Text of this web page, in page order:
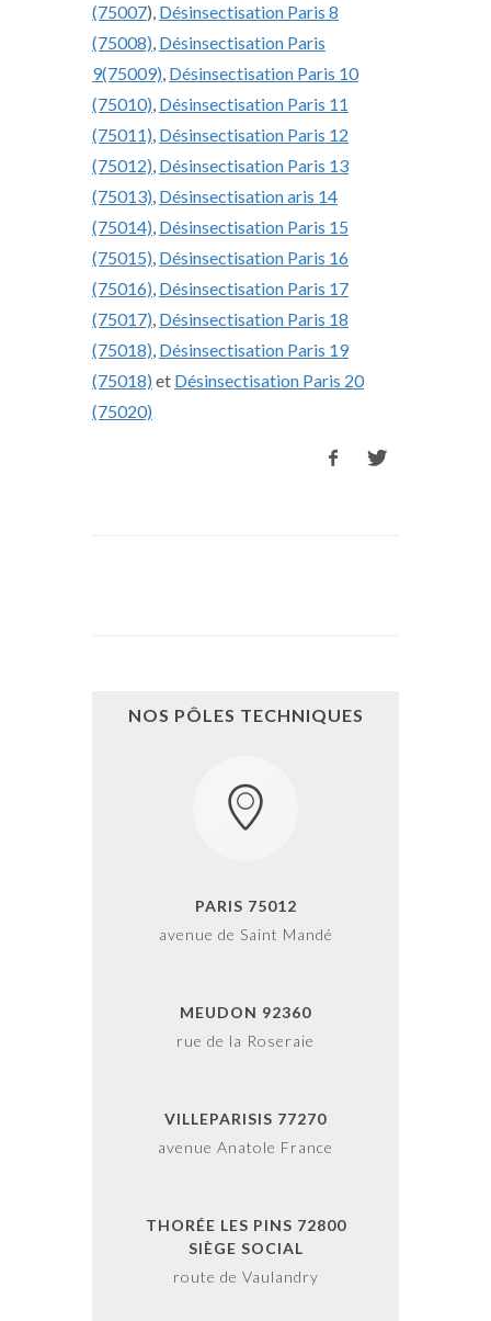
(75007), Désinsectisation Paris 8
(75008), Désinsectisation Paris
9(75009), Désinsectisation Paris 10
(75010), Désinsectisation Paris 11
(75011), Désinsectisation Paris 12
(75012), Désinsectisation Paris 13
(75013), Désinsectisation aris 14
(75014), Désinsectisation Paris 15
(75015), Désinsectisation Paris 16
(75016), Désinsectisation Paris 17
(75017), Désinsectisation Paris 18
(75018), Désinsectisation Paris 19
(75018) et Désinsectisation Paris 20
(75020)
NOS PÔLES TECHNIQUES
PARIS 75012
avenue de Saint Mandé
MEUDON 92360
rue de la Roseraie
VILLEPARISIS 77270
avenue Anatole France
THORÉE LES PINS 72800
SIÈGE SOCIAL
route de Vaulandry